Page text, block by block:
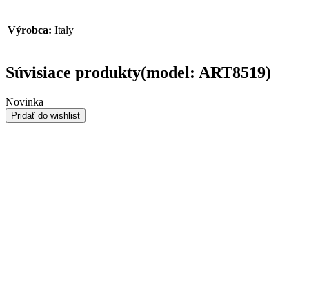
Výrobca: Italy
Súvisiace produkty(model: ART8519)
Novinka
Pridať do wishlist